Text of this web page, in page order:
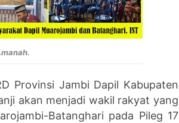
Provinsi Jambi Dapil Kabupaten
akan menjadi wakil rakyat yang
Batanghari pada Pileg 17